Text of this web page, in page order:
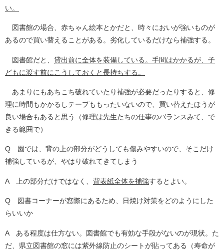
い。
図書館の場合、赤ちゃん絵本とかだと、時々においが強いものが
あるので買い替えることがある。劣化しているだけなら補強する。
図書館だと、 貸出前に全体を装備している。手間はかかるが、子
どもに渡す前にこうしておくと長持ちする。
あまりにもあちこち破れていたり補強が必要だったりすると、修
理に時間もかかるしテープももったいないので、買い替えたほうが
良い場合もあると思う（修理は先生たちの仕事のバランスみて、で
きる範囲で）
Q 園では、背の上の部分がどうしても傷みやすいので、そこだけ
補強しているが、やはり破れてきてしまう
A 上の部分だけではなく、 背表紙全体を補強するとよい。
Q 図書コーナーが窓際にあるため、日焼け対策をどのようにした
らいいか
A ある程度は仕方ない。図書館でも有効な手段がないのが現状。た
だ、県立図書館の窓には紫外線防止のシートが貼ってある（寿命が